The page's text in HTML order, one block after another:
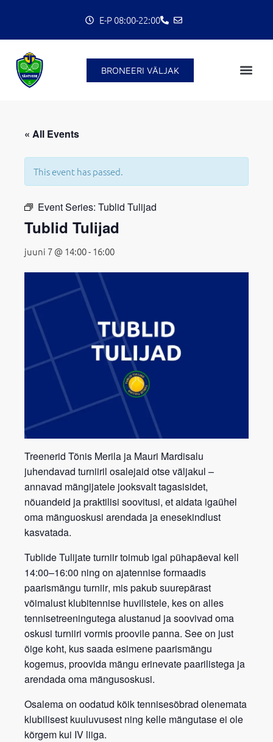
content
E-P 08:00-22:00
BRONEERI VÄLJAK
« All Events
This event has passed.
Event Series: Tublid Tulijad
Tublid Tulijad
juuni 7 @ 14:00-16:00
Treenerid Tõnis Merila ja Mauri Mardisalu
juhendavad turniiril osalejaid otse väljakul –
annavad mängijatele jooksvalttagasisidet,
nõuandeid ja praktilisi soovitusi, et aidata igaühel
oma mänguoskusi arendada ja enesekindlust
kasvatada.
Tublide Tulijate turniirtoimub igal pühapäeval kell
14:00–16:00 ning on ajatennise formaadis
paarismängu turniir, mis pakub suurepärast
võimalust klubitennise huvilistele, kes on alles
tennisetreeningutega alustanud ja soovivad oma
oskusi turniiri vormis proovile panna. See on just
õige koht, kus saada esimene paarismängu
kogemus, proovida mängu erinevate paarilistega ja
arendada oma mängusoskusi.
Osalema on oodatud kõik tennisesõbrad olenemata
klubilisest kuuluvusest ning kelle mängutase ei ole
kõrgem kui IV liiga.